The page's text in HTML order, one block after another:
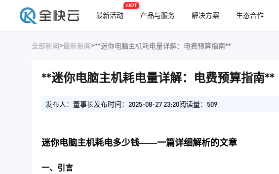
最新活动
HOT
产品与服务 解决方案 生态合作
全部新闻>最新新闻>**迷你电脑主机耗电量详解：电费预算指南**
**迷你电脑主机耗电量详解：电费预算指南**
发布人：董事长发布时间：2025-08-27 23:20阅读量：509
迷你电脑主机耗电多少钱——一篇详细解析的文章
一、引言